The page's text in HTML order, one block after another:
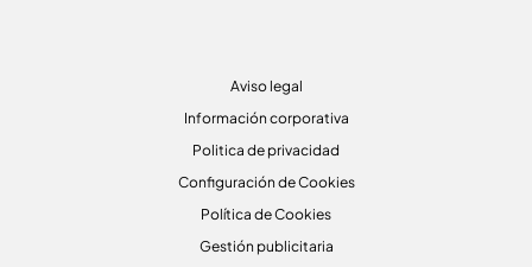
Aviso legal
Información corporativa
Politica de privacidad
Configuración de Cookies
Política de Cookies
Gestión publicitaria